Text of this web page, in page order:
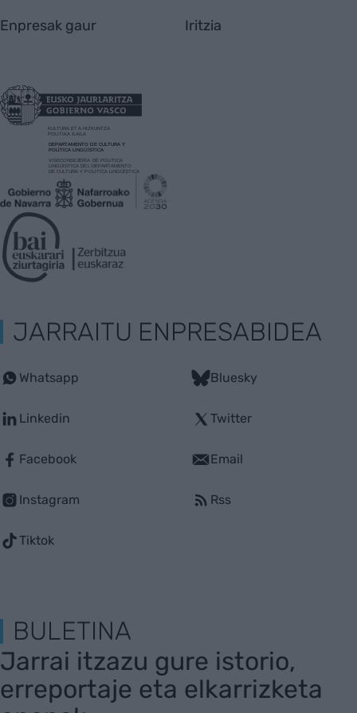
Enpresak gaur Iritzia
JARRAITU ENPRESABIDEA
Whatsapp
Linkedin
Facebook
Instagram
Tiktok
Bluesky
Twitter
Email
Rss
BULETINA
Jarrai itzazu gure istorio,
erreportaje eta elkarrizketa